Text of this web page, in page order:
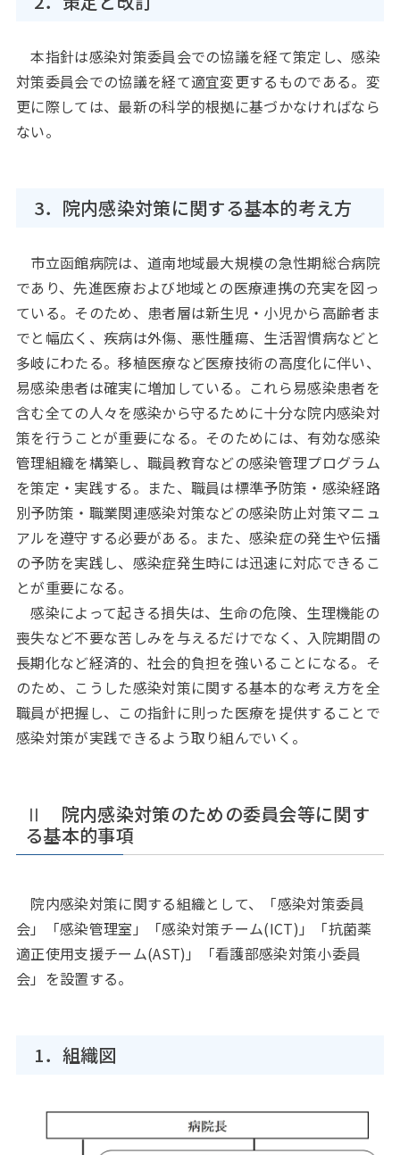
本指針は感染対策委員会での協議を経て策定し、感染
対策委員会での協議を経て適宜変更するものである。変
更に際しては、最新の科学的根拠に基づかなければなら
ない。
3．院内感染対策に関する基本的考え方
市立函館病院は、道南地域最大規模の急性期総合病院
であり、先進医療および地域との医療連携の充実を図っ
ている。そのため、患者層は新生児・小児から高齢者ま
でと幅広く、疾病は外傷、悪性腫瘍、生活習慣病などと
多岐にわたる。移植医療など医療技術の高度化に伴い、
易感染患者は確実に増加している。これら易感染患者を
含む全ての人々を感染から守るために十分な院内感染対
策を行うことが重要になる。そのためには、有効な感染
管理組織を構築し、職員教育などの感染管理プログラム
を策定・実践する。また、職員は標準予防策・感染経路
別予防策・職業関連感染対策などの感染防止対策マニュ
アルを遵守する必要がある。また、感染症の発生や伝播
の予防を実践し、感染症発生時には迅速に対応できるこ
とが重要になる。
感染によって起きる損失は、生命の危険、生理機能の
喪失など不要な苦しみを与えるだけでなく、入院期間の
長期化など経済的、社会的負担を強いることになる。そ
のため、こうした感染対策に関する基本的な考え方を全
職員が把握し、この指針に則った医療を提供することで
感染対策が実践できるよう取り組んでいく。
Ⅱ 院内感染対策のための委員会等に関す
る基本的事項
院内感染対策に関する組織として、「感染対策委員
会」「感染管理室」「感染対策チーム(ICT)」「抗菌薬
適正使用支援チーム(AST)」「看護部感染対策小委員
会」を設置する。
1．組織図